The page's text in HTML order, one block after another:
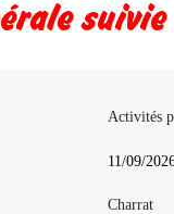
Activités
11/09/
Charrat